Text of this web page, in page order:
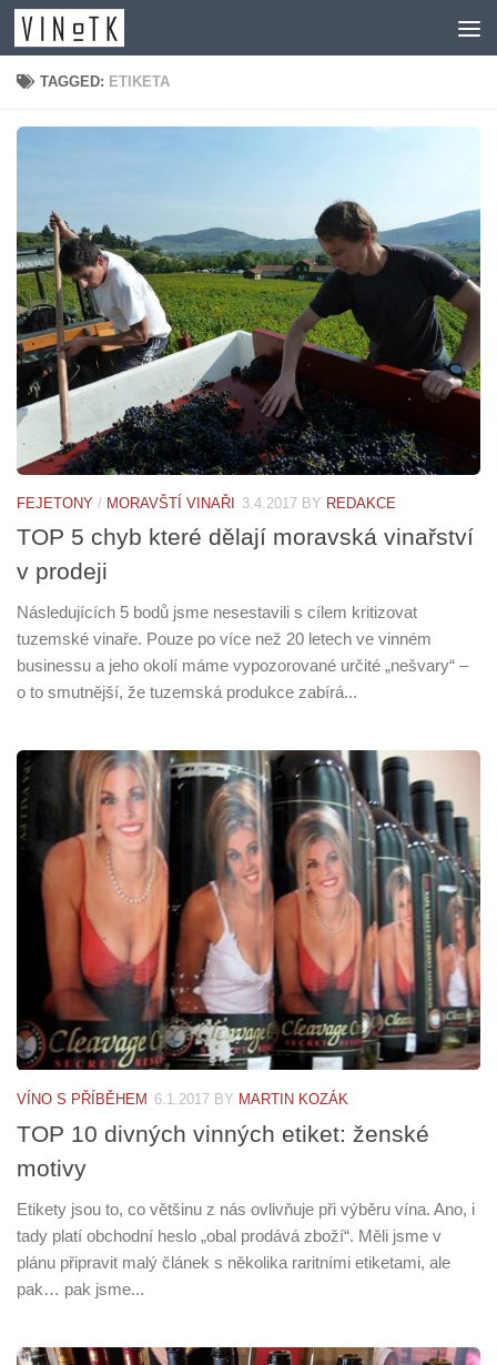
Skip to content
TAGGED: ETIKETA
FEJETONY / MORAVŠTÍ VINAŘI 3.4.2017 BY REDAKCE
TOP 5 chyb které dělají moravská vinařství
v prodeji
Následujících 5 bodů jsme nesestavili s cílem kritizovat
tuzemské vinaře. Pouze po více než 20 letech ve vinném
businessu a jeho okolí máme vypozorované určité „nešvary“ –
o to smutnější, že tuzemská produkce zabírá...
VÍNO S PŘÍBĚHEM 6.1.2017 BY MARTIN KOZÁK
TOP 10 divných vinných etiket: ženské
motivy
Etikety jsou to, co většinu z nás ovlivňuje při výběru vína. Ano, i
tady platí obchodní heslo „obal prodává zboží“. Měli jsme v
plánu připravit malý článek s několika raritními etiketami, ale
pak… pak jsme...